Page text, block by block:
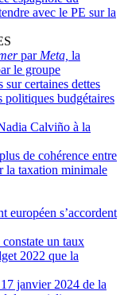
avec le PE sur la
parMeta, la
le groupe
sur certaines dettes
politiques budgétaires
Calviño à la
de cohérence entre
la taxation minimale
européen s’accordent
un taux
2022 que la
janvier 2024 de la